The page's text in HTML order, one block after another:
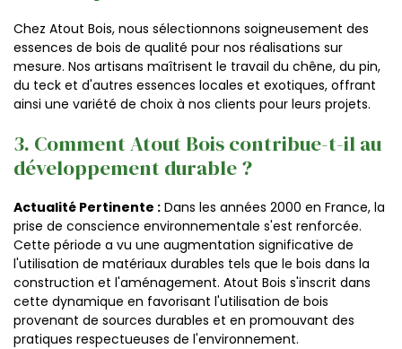
Chez Atout Bois, nous sélectionnons soigneusement des
essences de bois de qualité pour nos réalisations sur
mesure. Nos artisans maîtrisent le travail du chêne, du pin,
du teck et d'autres essences locales et exotiques, offrant
ainsi une variété de choix à nos clients pour leurs projets.
3. Comment Atout Bois contribue-t-il au
développement durable ?
Actualité Pertinente : Dans les années 2000 en France, la
prise de conscience environnementale s'est renforcée.
Cette période a vu une augmentation significative de
l'utilisation de matériaux durables tels que le bois dans la
construction et l'aménagement. Atout Bois s'inscrit dans
cette dynamique en favorisant l'utilisation de bois
provenant de sources durables et en promouvant des
pratiques respectueuses de l'environnement.